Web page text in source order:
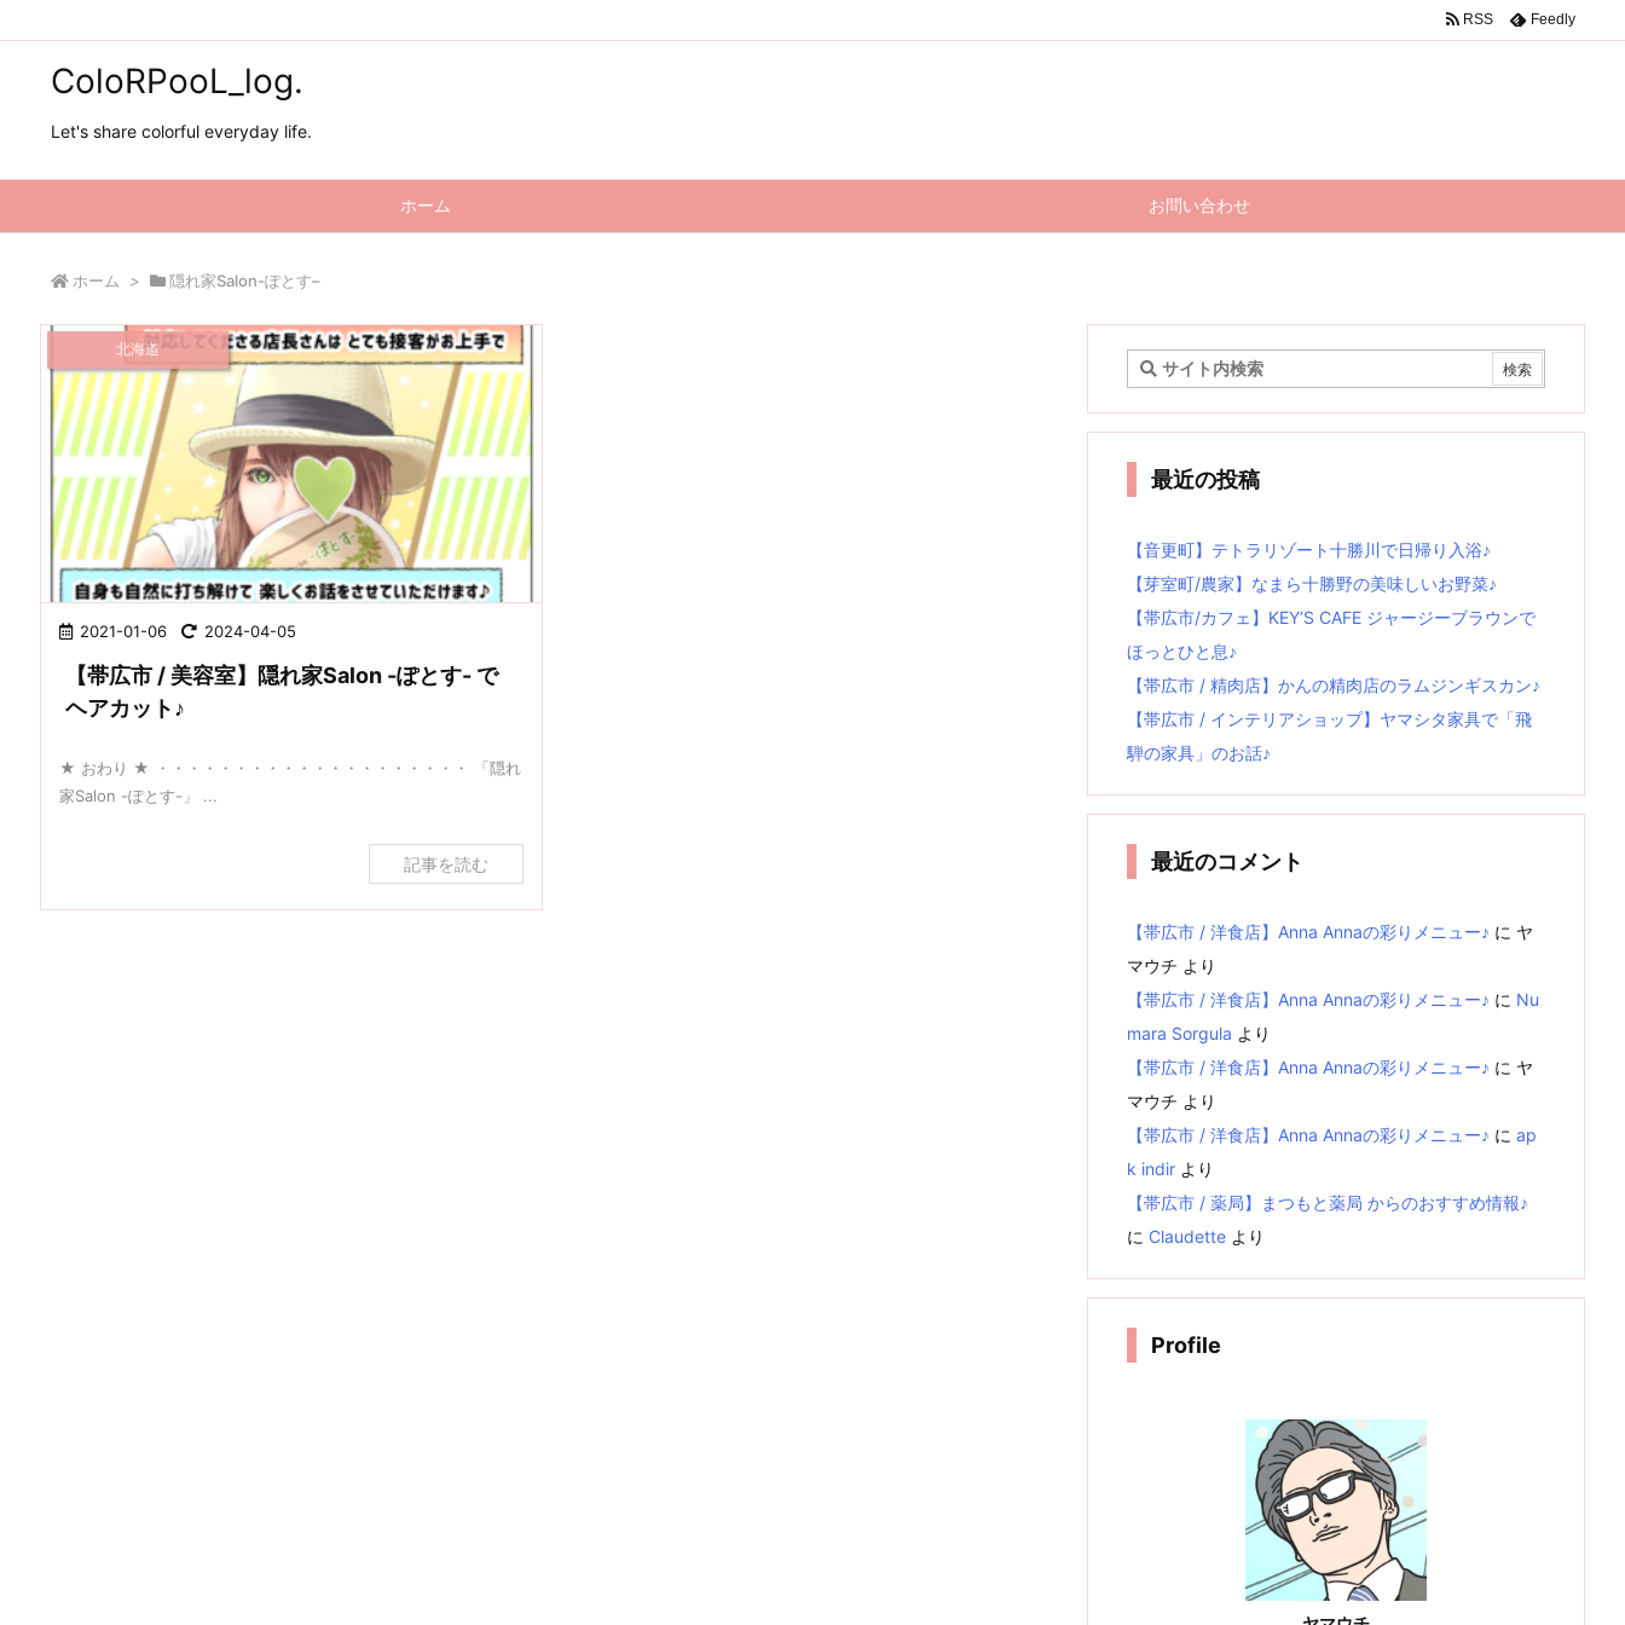
ColoRPooL_log.
Let's share colorful everyday life.
ホーム お問い合わせ
RSS Feedly
ホーム > 隠れ家Salon-ぽとす–
2021-01-06 2024-04-05
北海道
【帯広市 / 美容室】隠れ家Salon -ぽとす- で
ヘアカット♪
★ おわり ★ ・・・・・・・・・・・・・・・・・・・・ 「隠れ
家Salon -ぽとす-」 ...
記事を読む
最近の投稿
【音更町】テトラリゾート十勝川で日帰り入浴♪
【芽室町/農家】なまら十勝野の美味しいお野菜♪
【帯広市/カフェ】KEY’S CAFE ジャージーブラウンで
ほっとひと息♪
【帯広市 / 精肉店】かんの精肉店のラムジンギスカン♪
【帯広市 / インテリアショップ】ヤマシタ家具で「飛
騨の家具」のお話♪
最近のコメント
【帯広市 / 洋食店】Anna Annaの彩りメニュー♪ に ヤ
マウチ より
【帯広市 / 洋食店】Anna Annaの彩りメニュー♪ に Nu
mara Sorgula より
【帯広市 / 洋食店】Anna Annaの彩りメニュー♪ に ヤ
マウチ より
【帯広市 / 洋食店】Anna Annaの彩りメニュー♪ に ap
k indir より
【帯広市 / 薬局】まつもと薬局 からのおすすめ情報♪
に Claudette より
Profile